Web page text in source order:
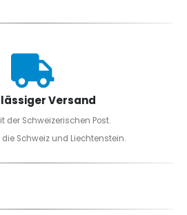
Versand
der Schweizerischen Post.
Schweiz und Liechtenstein.